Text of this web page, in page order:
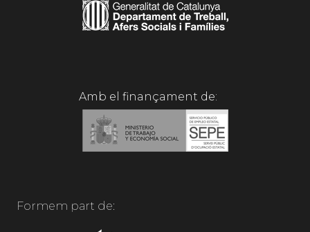
Amb el finançament de:
Formem part de: